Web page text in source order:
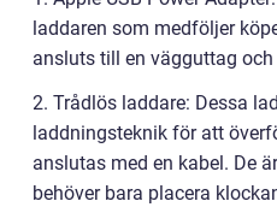
laddaren som medföljer
ansluts till en vägguttag
2. Trådlös laddare: Dessa
laddningsteknik för att
anslutas med en kabel. De
behöver bara placera